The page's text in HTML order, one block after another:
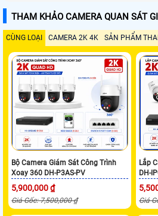
THAM KHẢO CAMERA QUAN SÁT
CÙNG LOẠI CAMERA 2K 4K SẢN PHẨM
Bộ Camera Giám Sát Công Trình
Xoay 360 DH-P3AS-PV
5,900,000 ₫
Giá Gốc: 7,500,000 ₫
Lắp
DH-
Giá